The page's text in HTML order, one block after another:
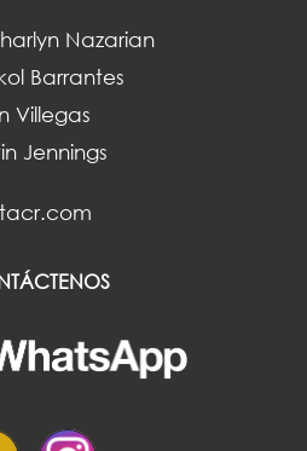
Nazarian
Barrantes
Villegas
Jennings